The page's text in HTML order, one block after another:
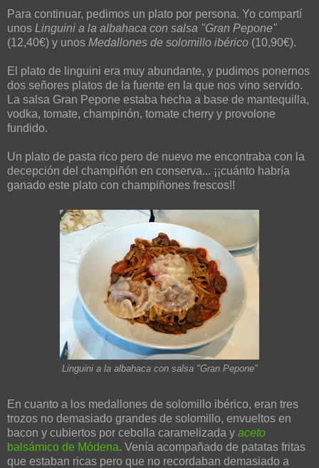
Para continuar, pedimos un plato por persona. Yo compartí
unos Linguini a la albahaca con salsa "Gran Pepone"
(12,40€) y unos Medallones de solomillo ibérico (10,90€).
El plato de linguini era muy abundante, y pudimos ponernos
dos señores platos de la fuente en la que nos vino servido.
La salsa Gran Pepone estaba hecha a base de mantequilla,
vodka, tomate, champinón, tomate cherry y provolone
fundido.
Un plato de pasta rico pero de nuevo me encontraba con la
decepción del champiñón en conserva... ¡¡cuánto habría
ganado este plato con champiñones frescos!!
Linguini a la albahaca con salsa "Gran Pepone"
En cuanto a los medallones de solomillo ibérico, eran tres
trozos no demasiado grandes de solomillo, envueltos en
bacon y cubiertos por cebolla caramelizada y aceto
balsámico de Módena. Venía acompañado de patatas fritas
que estaban ricas pero que no recordaban demasiado a